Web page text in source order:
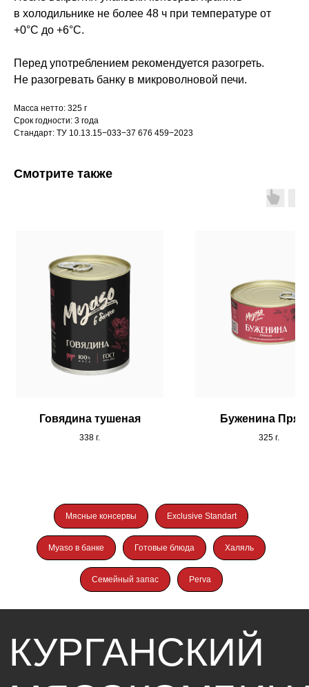
в холодильнике не более 48 ч при температуре от
+0°С до +6°С.
Перед употреблением рекомендуется разогреть.
Не разогревать банку в микроволновой печи.
Масса нетто: 325 г
Срок годности: 3 года
Стандарт: ТУ 10.13.15−033−37 676 459−2023
Смотрите также
Говядина тушеная
338 г.
Буженина
325 г.
Мясные консервы Exclusive Standart
Myaso в банке Готовые блюда Халяль
Семейный запас Perva
Поставщикам Контакты
Электронная
площадка
для регистрации
Разделы Каталог
КУРГАНСКИЙ
МЯСОКОМБИНАТ
«СТАНДАРТ»
8 800 250-42-39
Вконтакте
Telegram